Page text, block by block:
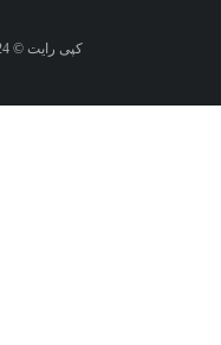
کپی رایت © 2024. کلیه حقوق این وب سایت برای کانسارهای افرا (تولید کننده خاک رنگبر و بنتونیت اکتیو) محفوظ می باشد.